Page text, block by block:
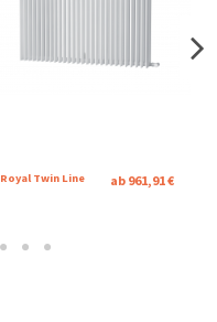
Royal Twin Line ab 961,91 €